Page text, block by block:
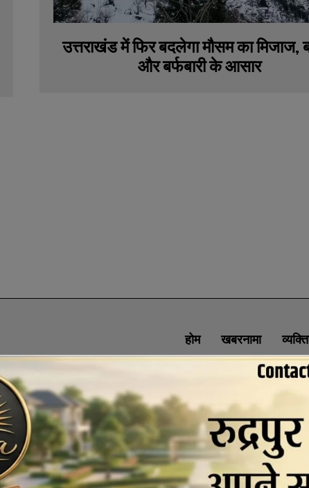
उत्तराखंड में फिर बदलेगा मौसम का मिजाज,
और बर्फबारी के आसार
होम खबरनामा
SOCIAL MEDIA